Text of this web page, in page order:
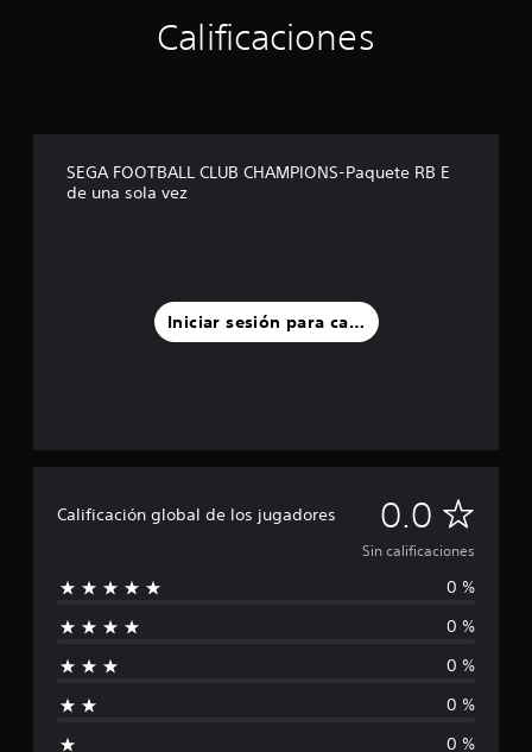
Calificaciones
SEGA FOOTBALL CLUB CHAMPIONS-Paquete RB E
de una sola vez
Iniciar sesión para calificar
Calificación global de los jugadores 0.0 S
i
n
c
a
Sin calificaciones
0 %
0 %
0 %
0 %
0 %